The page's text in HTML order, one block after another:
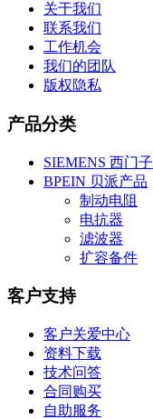
关于我们
联系我们
工作机会
我们的团队
版权隐私
产品分类
SIEMENS 西门子
BPEIN 贝派产品
制动电阻
电抗器
滤波器
扩容备件
客户支持
客户关爱中心
资料下载
技术问答
合同购买
自助服务